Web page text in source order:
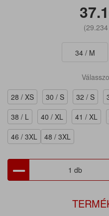
(29.234
34 / M
28 / XS
30 / S 32 / S
38 / L
40 / XL 41 / XL
46 / 3XL
48 / 3XL